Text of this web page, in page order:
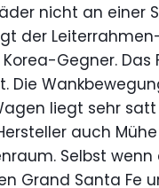
nicht an einer
der
Gegner. Das
Die
liegt sehr
auch
Selbst
Grand Santa Fe